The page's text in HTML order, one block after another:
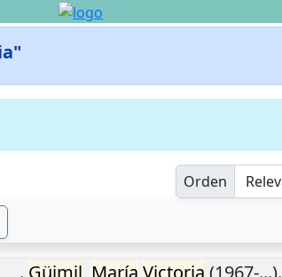
Orden
. Güimil, María Victoria (1967-...).